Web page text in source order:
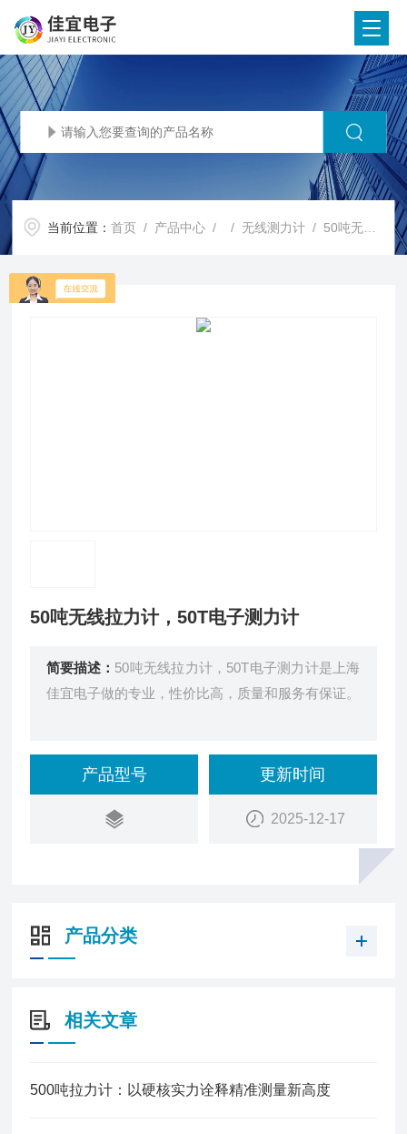
当前位置：首页 / 产品中心 / / 无线测力计 / 50吨无线拉力计，50T电子测力计
50吨无线拉力计，50T电子测力计
简要描述： 50吨无线拉力计，50T电子测力计是上海
佳宜电子做的专业，性价比高，质量和服务有保证。
产品型号 更新时间
2025-12-17
产品分类
相关文章
500吨拉力计：以硬核实力诠释精准测量新高度